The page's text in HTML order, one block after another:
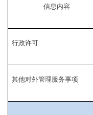
信息内容
行政许可
其他对外管理服务事项